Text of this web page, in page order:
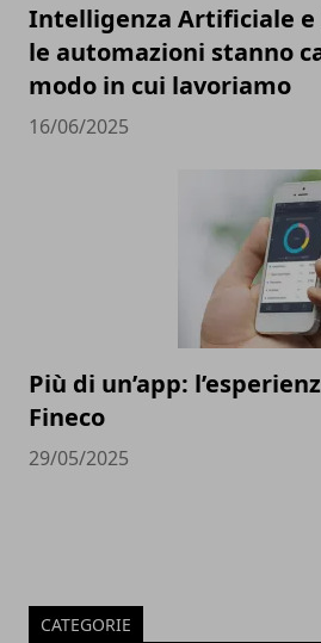
Intelligenza Artificiale e
le automazioni stanno
modo in cui lavoriamo
16/06/2025
Più di un’app:
Fineco
29/05/2025
CATEGORIE